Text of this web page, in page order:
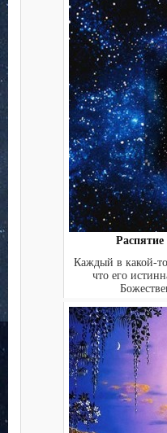
Распятие
Каждый в какой-
что его